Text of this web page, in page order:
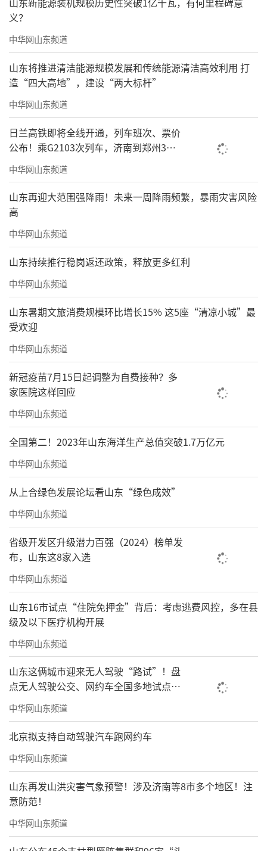
义？
中华网山东频道
山东将推进清洁能源规模发展和传统能源清洁高效利用 打
造“四大高地”，建设“两大标杆”
中华网山东频道
日兰高铁即将全线开通，列车班次、票价
公布！乘G2103次列车，济南到郑州3小
时到达
中华网山东频道
山东再迎大范围强降雨！未来一周降雨频繁，暴雨灾害风险
高
中华网山东频道
山东持续推行稳岗返还政策，释放更多红利
中华网山东频道
山东暑期文旅消费规模环比增长15% 这5座“清凉小城”最
受欢迎
中华网山东频道
新冠疫苗7月15日起调整为自费接种？多
家医院这样回应
中华网山东频道
全国第二！2023年山东海洋生产总值突破1.7万亿元
中华网山东频道
从上合绿色发展论坛看山东“绿色成效”
中华网山东频道
省级开发区升级潜力百强（2024）榜单发
布，山东这8家入选
中华网山东频道
山东16市试点“住院免押金”背后：考虑逃费风控，多在县
级及以下医疗机构开展
中华网山东频道
山东这俩城市迎来无人驾驶“路试”！盘
点无人驾驶公交、网约车全国多地试点之
路
中华网山东频道
北京拟支持自动驾驶汽车跑网约车
中华网山东频道
山东再发山洪灾害气象预警！涉及济南等8市多个地区！注
意防范！
中华网山东频道